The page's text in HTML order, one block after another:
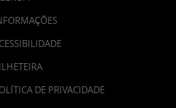
DE PRIVACIDADE